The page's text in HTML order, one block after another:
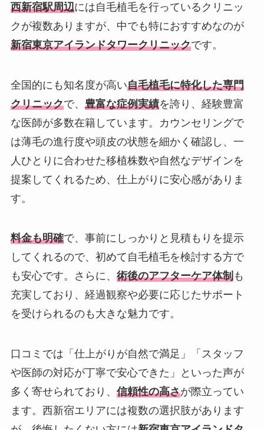
西新宿駅周辺には自毛植毛を行っているクリニッ
クが複数ありますが、中でも特におすすめなのが
新宿東京アイランドタワークリニックです。
全国的にも知名度が高い自毛植毛に特化した専門
クリニックで、 豊富な症例実績を誇り、経験豊富
な医師が多数在籍しています。カウンセリングで
は薄毛の進行度や頭皮の状態を細かく確認し、一
人ひとりに合わせた移植株数や自然なデザインを
提案してくれるため、仕上がりに安心感がありま
す。
料金も明確で、事前にしっかりと見積もりを提示
してくれるので、初めて自毛植毛を検討する方で
も安心です。さらに、 術後のアフターケア体制も
充実しており、経過観察や必要に応じたサポート
を受けられるのも大きな魅力です。
口コミでは「仕上がりが自然で満足」「スタッフ
や医師の対応が丁寧で安心できた」といった声が
多く寄せられており、 信頼性の高さが際立ってい
ます。西新宿エリアには複数の選択肢があります